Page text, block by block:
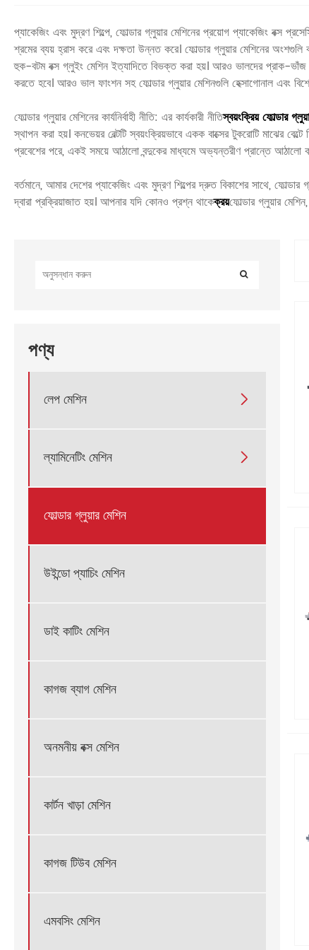
প্যাকেজিং এবং মুদ্রণ শিল্পে, ফোল্ডার গ্লুয়ার মেশিনের প্রয়োগ প্যাকেজিং বক্স
শ্রমের ব্যয় হ্রাস করে এবং দক্ষতা উন্নত করে। ফোল্ডার গ্লুয়ার মেশিনের
হুক-বটম বক্স গ্লুইং মেশিন ইত্যাদিতে বিভক্ত করা হয়। আরও ভালদের প্রাক-ভাঁজ
করতে হবে। আরও ভাল ফাংশন সহ ফোল্ডার গ্লুয়ার মেশিনগুলি হেক্সাগোনাল এবং
ফোল্ডার গ্লুয়ার মেশিনের কার্যনির্বাহী নীতি: এর কার্যকারী নীতিস্বয়ংক্রিয় ফোল্ডার
স্থাপন করা হয়। কনভেয়র বেল্টটি স্বয়ংক্রিয়ভাবে একক বাক্সের টুকরোটি মাঝের
প্রবেশের পরে, একই সময়ে আঠালো বন্দুকের মাধ্যমে অভ্যন্তরীণ প্রান্তে আঠালো
বর্তমানে, আমার দেশের প্যাকেজিং এবং মুদ্রণ শিল্পের দ্রুত বিকাশের সাথে,
দ্বারা প্রক্রিয়াজাত হয়। আপনার যদি কোনও প্রশ্ন থাকেক্রয়ফোল্ডার গ্লুয়ার মেশিন,
পণ্য
লেপ মেশিন 
ল্যামিনেটিং মেশিন 
ফোল্ডার গ্লুয়ার মেশিন
উইন্ডো প্যাচিং মেশিন
ডাই কাটিং মেশিন
কাগজ ব্যাগ মেশিন
অনমনীয় বক্স মেশিন
কার্টন খাড়া মেশিন
কাগজ টিউব মেশিন
এমবসিং মেশিন